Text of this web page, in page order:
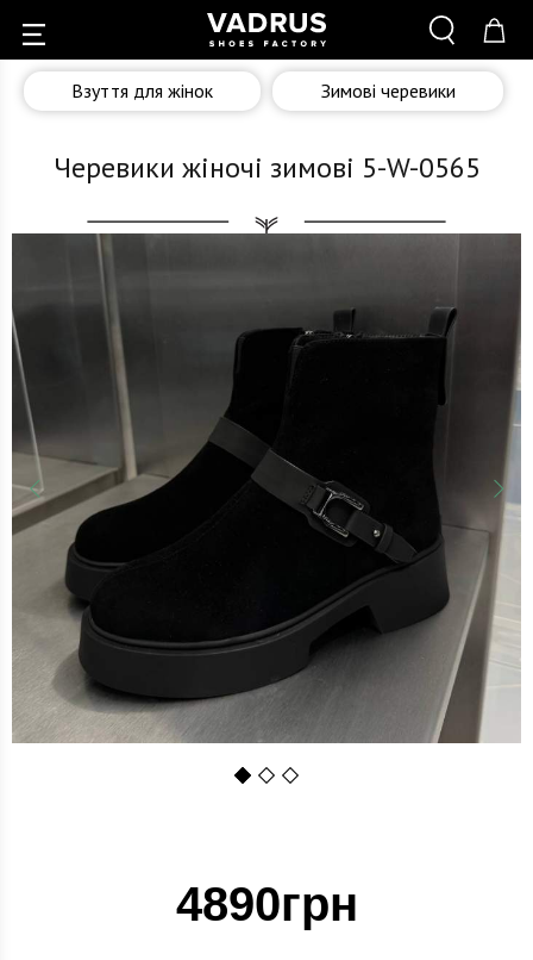
Взуття для жінок Зимові черевики
Черевики жіночі зимові 5-W-0565
123
4890грн